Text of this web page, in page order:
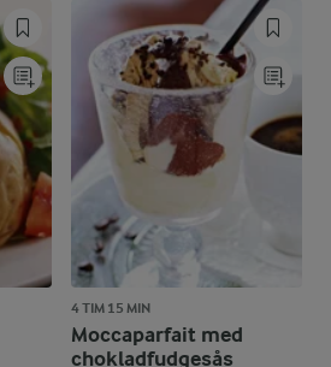
4 TIM 15 MIN
Moccaparfait med
chokladfudgesås